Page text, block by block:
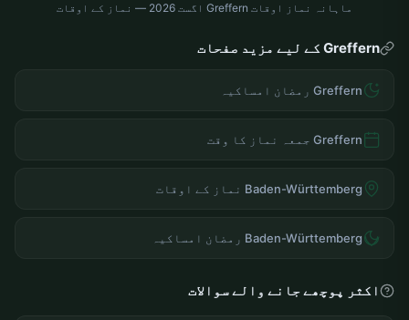
ماہانہ نماز اوقات Greffern اگست 2026 — نماز کے اوقات
Greffern کے لیے مزید صفحات
Greffern رمضان امساکیہ
Greffern جمعہ نماز کا وقت
Baden-Württemberg نماز کے اوقات
Baden-Württemberg رمضان امساکیہ
اکثر پوچھے جانے والے سوالات